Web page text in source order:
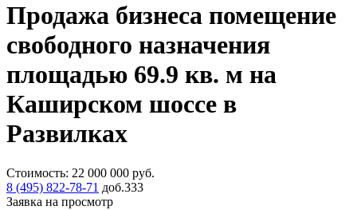
Продажа бизнеса помещение
свободного назначения
площадью 69.9 кв. м на
Каширском шоссе в
Развилках
Стоимость: 22 000 000 руб.
8 (495) 822-78-71 доб.333
Заявка на просмотр